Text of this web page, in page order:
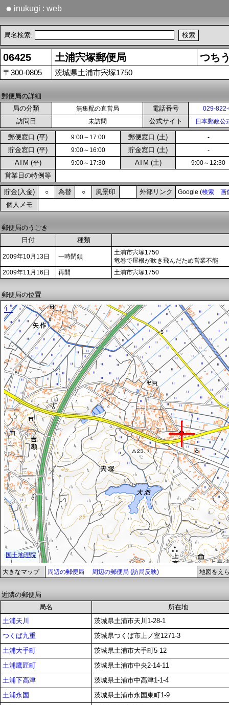
● inukugi : web
局名検索:
06425 土浦宍塚郵便局 つち
〒300-0805 茨城県土浦市宍塚1750
郵便局の詳細
局の分類
無集配の直営局 電話番号 029-
訪問日 未訪問 公式サイト 日本郵政公
郵便窓口 (平) 9:00～17:00 郵便窓口 (土) -
貯金窓口 (平) 9:00～16:00 貯金窓口 (土) -
ATM (平) 9:00～17:30 ATM (土) 9:00～12:30
営業日の特例等
貯金(入金) ○ 為替 ○ 風景印 外部リンク Google (検索 画
個人メモ
郵便局のうごき
日付
種類
2009年10月13日 一時閉鎖
土浦市宍塚1750
竜巻で屋根が吹き飛んだため営業不能
2009年11月16日
再開 土浦市宍塚1750
郵便局の位置
大きなマップ 周辺の郵便局 周辺の郵便局 (訪局反映) 地図をえ
近隣の郵便局
局名
所在地
土浦天川
茨城県土浦市天川1-28-1
つくば九重
茨城県つくば市上ノ室1271-3
土浦大手町
茨城県土浦市大手町5-12
土浦鷹匠町
茨城県土浦市中央2-14-11
土浦下高津
茨城県土浦市中高津1-1-4
土浦永国
茨城県土浦市永国東町1-9